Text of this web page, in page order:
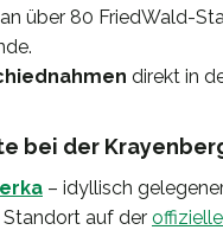
über 80 FriedWald-
direkt in
bei der
– idyllisch
auf der